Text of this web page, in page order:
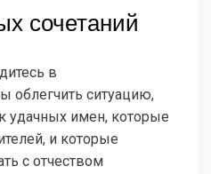
сочетаний
в
облегчить ситуацию,
удачных имен, которые
и которые
с отчеством